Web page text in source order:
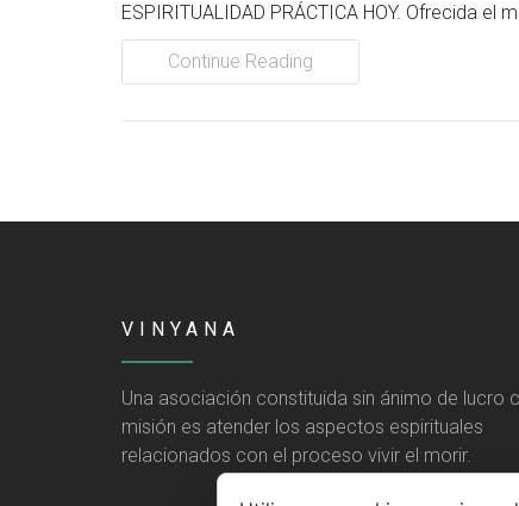
ESPIRITUALIDAD PRÁCTICA HOY. Ofrecida el
Continue Reading
VINYANA
Una asociación constituida sin ánimo de lucro
misión es atender los aspectos espirituales
relacionados con el proceso vivir el morir.